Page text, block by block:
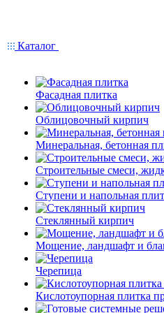
Каталог
Фасадная плитка
Облицовочный кирпич
Минеральная, бетонная
Строительные смеси,
Ступени и напольная
Cтеклянный кирпич
Мощение, ландшафт и
Черепица
Кислотоупорная плитка